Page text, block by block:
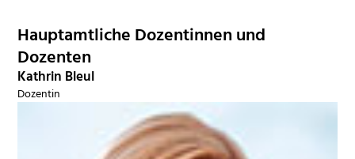
Hauptamtliche Dozentinnen und
Dozenten
Kathrin Bleul
Dozentin